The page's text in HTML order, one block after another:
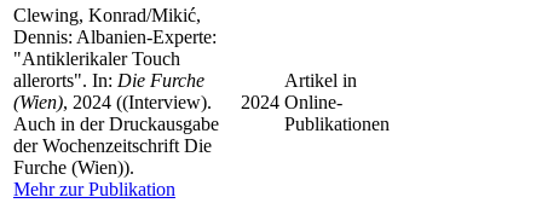
Clewing, Konrad/Mikić,
Dennis: Albanien-Experte:
"Antiklerikaler Touch
allerorts". In: Die Furche
(Wien), 2024 ((Interview).
Auch in der Druckausgabe
der Wochenzeitschrift Die
Furche (Wien)).
Mehr zur Publikation
2024
Artikel in
Online-
Publikationen